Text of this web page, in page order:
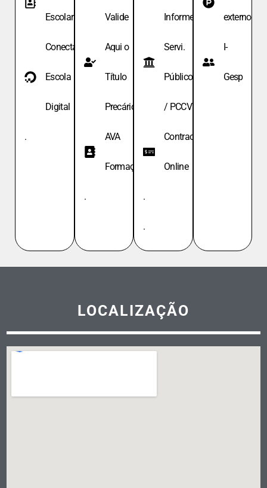
Escolar
Conecta
Escola
Digital
.
Valide
Aqui o
Título
Precário
AVA
Formação
.
Informe
Servi.
Públicos
/ PCCV
Contracheque
Online
.
.
externo
I-
Gesp
LOCALIZAÇÃO